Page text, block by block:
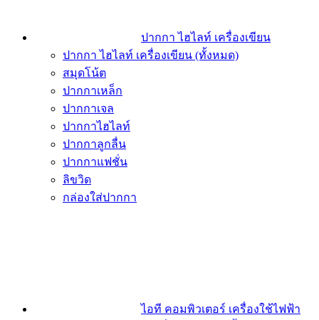
ปากกา ไฮไลท์ เครื่องเขียน
ปากกา ไฮไลท์ เครื่องเขียน (ทั้งหมด)
สมุดโน้ต
ปากกาเหล็ก
ปากกาเจล
ปากกาไฮไลท์
ปากกาลูกลื่น
ปากกาแฟชั่น
ลิขวิด
กล่องใส่ปากกา
ไอที คอมพิวเตอร์ เครื่องใช้ไฟฟ้า